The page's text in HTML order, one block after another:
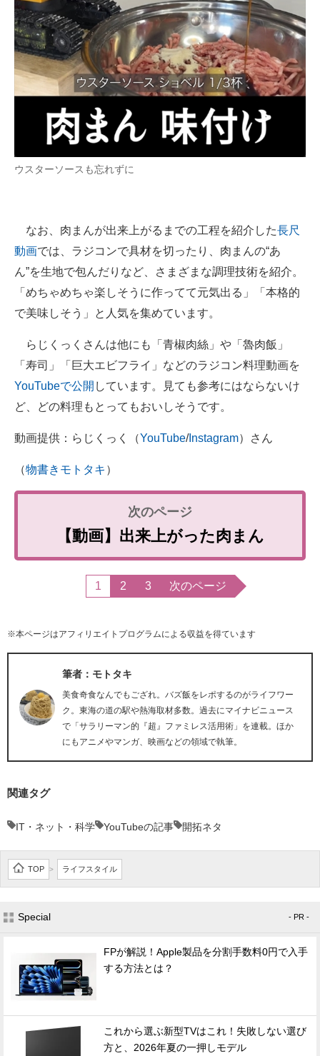
ウスターソースも忘れずに
なお、肉まんが出来上がるまでの工程を紹介した長尺
動画では、ラジコンで具材を切ったり、肉まんの“あ
ん”を生地で包んだりなど、さまざまな調理技術を紹介。
「めちゃめちゃ楽しそうに作ってて元気出る」「本格的
で美味しそう」と人気を集めています。
らじくっくさんは他にも「青椒肉絲」や「魯肉飯」
「寿司」「巨大エビフライ」などのラジコン料理動画を
YouTubeで公開 しています。見ても参考にはならないけ
ど、どの料理もとってもおいしそうです。
動画提供：らじくっく（YouTube/Instagram）さん
（物書きモトタキ ）
【動画】出来上がった肉まん
1 2 3 次のページ
※本ページはアフィリエイトプログラムによる収益を得ています
筆者：モトタキ
美食奇食なんでもござれ。バズ飯をレポするのがライフワー
ク。東海の道の駅や熱海取材多数。過去にマイナビニュース
で「サラリーマン的『超』ファミレス活用術」を連載。ほか
にもアニメやマンガ、映画などの領域で執筆。
関連タグ
IT・ネット・科学 YouTubeの記事 開拓ネタ
TOP > ライフスタイル
Special - PR -
FPが解説！Apple製品を分割手数料0円で入手
する方法とは？
これから選ぶ新型TVはこれ！失敗しない選び
方と、2026年夏の一押しモデル